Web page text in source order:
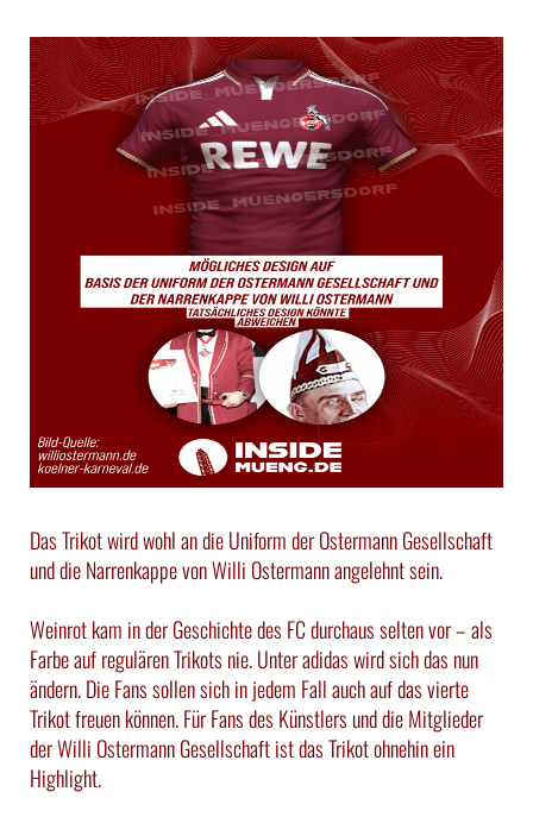
Das Trikot wird wohl an die Uniform der Ostermann Gesellschaft
und die Narrenkappe von Willi Ostermann angelehnt sein.
Weinrot kam in der Geschichte des FC durchaus selten vor – als
Farbe auf regulären Trikots nie. Unter adidas wird sich das nun
ändern. Die Fans sollen sich in jedem Fall auch auf das vierte
Trikot freuen können. Für Fans des Künstlers und die Mitglieder
der Willi Ostermann Gesellschaft ist das Trikot ohnehin ein
Highlight.